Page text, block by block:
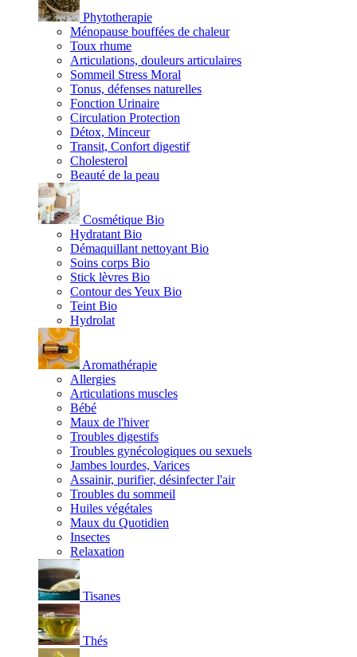
Phytotherapie
Ménopause bouffées de chaleur
Toux rhume
Articulations, douleurs articulaires
Sommeil Stress Moral
Tonus, défenses naturelles
Fonction Urinaire
Circulation Protection
Détox, Minceur
Transit, Confort digestif
Cholesterol
Beauté de la peau
Cosmétique Bio
Hydratant Bio
Démaquillant nettoyant Bio
Soins corps Bio
Stick lèvres Bio
Contour des Yeux Bio
Teint Bio
Hydrolat
Aromathérapie
Allergies
Articulations muscles
Bébé
Maux de l'hiver
Troubles digestifs
Troubles gynécologiques ou sexuels
Jambes lourdes, Varices
Assainir, purifier, désinfecter l'air
Troubles du sommeil
Huiles végétales
Maux du Quotidien
Insectes
Relaxation
Tisanes
Thés